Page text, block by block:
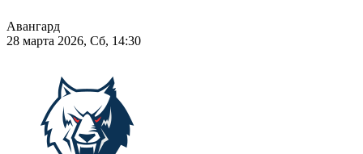
Авангард
28 марта 2026, Сб, 14:30